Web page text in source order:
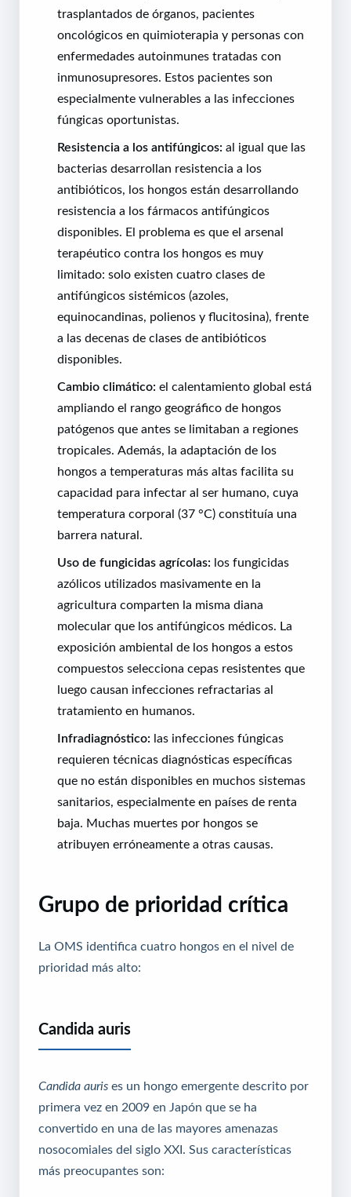
trasplantados de órganos, pacientes
oncológicos en quimioterapia y personas con
enfermedades autoinmunes tratadas con
inmunosupresores. Estos pacientes son
especialmente vulnerables a las infecciones
fúngicas oportunistas.
Resistencia a los antifúngicos: al igual que las
bacterias desarrollan resistencia a los
antibióticos, los hongos están desarrollando
resistencia a los fármacos antifúngicos
disponibles. El problema es que el arsenal
terapéutico contra los hongos es muy
limitado: solo existen cuatro clases de
antifúngicos sistémicos (azoles,
equinocandinas, polienos y flucitosina), frente
a las decenas de clases de antibióticos
disponibles.
Cambio climático: el calentamiento global está
ampliando el rango geográfico de hongos
patógenos que antes se limitaban a regiones
tropicales. Además, la adaptación de los
hongos a temperaturas más altas facilita su
capacidad para infectar al ser humano, cuya
temperatura corporal (37 °C) constituía una
barrera natural.
Uso de fungicidas agrícolas: los fungicidas
azólicos utilizados masivamente en la
agricultura comparten la misma diana
molecular que los antifúngicos médicos. La
exposición ambiental de los hongos a estos
compuestos selecciona cepas resistentes que
luego causan infecciones refractarias al
tratamiento en humanos.
Infradiagnóstico: las infecciones fúngicas
requieren técnicas diagnósticas específicas
que no están disponibles en muchos sistemas
sanitarios, especialmente en países de renta
baja. Muchas muertes por hongos se
atribuyen erróneamente a otras causas.
Grupo de prioridad crítica
La OMS identifica cuatro hongos en el nivel de
prioridad más alto:
Candida auris
Candida auris es un hongo emergente descrito por
primera vez en 2009 en Japón que se ha
convertido en una de las mayores amenazas
nosocomiales del siglo XXI. Sus características
más preocupantes son: